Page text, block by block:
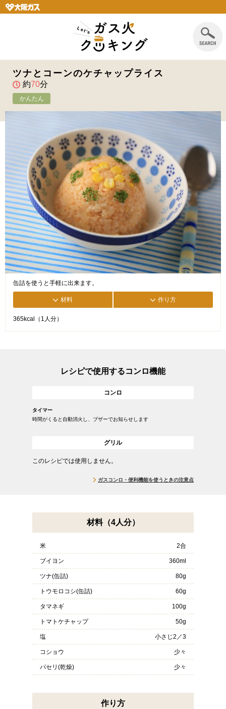
ツナとコーンのケチャップライス
約70分
かんたん
缶詰を使うと手軽に出来ます。
材料 作り方
365kcal（1人分）
レシピで使用するコンロ機能
コンロ
タイマー
時間がくると自動消火し、ブザーでお知らせします
グリル
このレシピでは使用しません。
ガスコンロ・便利機能を使うときの注意点
材料（4人分）
米 2合
ブイヨン 360ml
ツナ(缶詰) 80g
トウモロコシ(缶詰) 60g
タマネギ 100g
トマトケチャップ 50g
塩 小さじ2／3
コショウ 少々
パセリ(乾燥) 少々
作り方